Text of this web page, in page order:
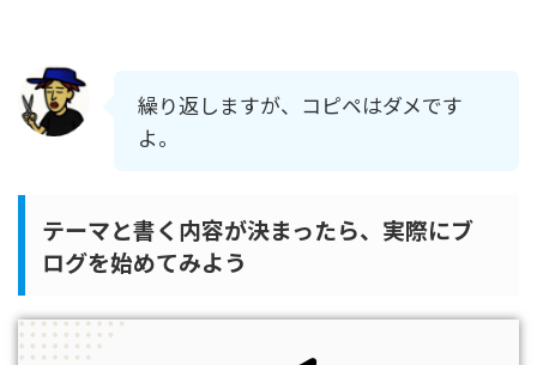
繰り返しますが、コピペはダメです
よ。
テーマと書く内容が決まったら、実際にブ
ログを始めてみよう